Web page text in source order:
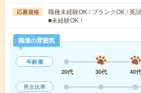
応募資格
職種未経験OK / ブランクOK / 英
■未経験OK！
職場の雰囲気
年齢層
20代
30代 40代
男女比率